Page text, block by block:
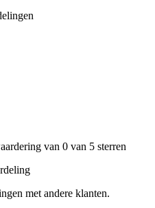
van 0 van 5 sterren
met andere klanten.